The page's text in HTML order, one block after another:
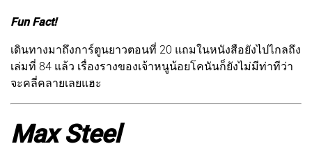
Fun Fact!
เดินทางมาถึงการ์ตูนยาวตอนที่ 20 แถมในหนังสือยังไปไกลถึง
เล่มที่ 84 แล้ว เรื่องรางของเจ้าหนูน้อยโคนันก็ยังไม่มีท่าทีว่า
จะคลี่คลายเลยแฮะ
Max Steel